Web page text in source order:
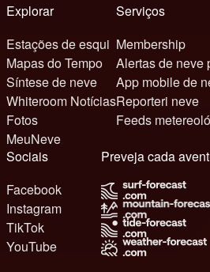
Explorar
Estações de esqui
Mapas do Tempo
Síntese de neve
Whiteroom Notícias
Fotos
MeuNeve
Serviços
Membership
Alertas de neve
App mobile de
Reporteri neve
Feeds
Sociais
Facebook
Instagram
TikTok
YouTube
Preveja cada